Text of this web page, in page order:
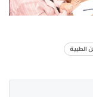
الطبية